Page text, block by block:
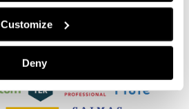
Customize
Deny